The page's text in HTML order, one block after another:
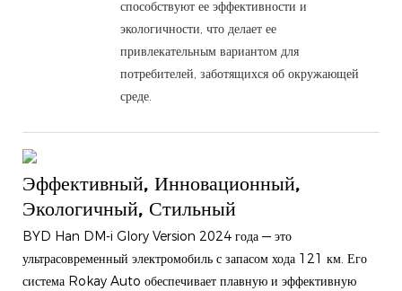
способствуют ее эффективности и
экологичности, что делает ее
привлекательным вариантом для
потребителей, заботящихся об окружающей
среде.
Эффективный, Инновационный,
Экологичный, Стильный
BYD Han DM-i Glory Version 2024 года — это
ультрасовременный электромобиль с запасом хода 121 км. Его
система Rokay Auto обеспечивает плавную и эффективную